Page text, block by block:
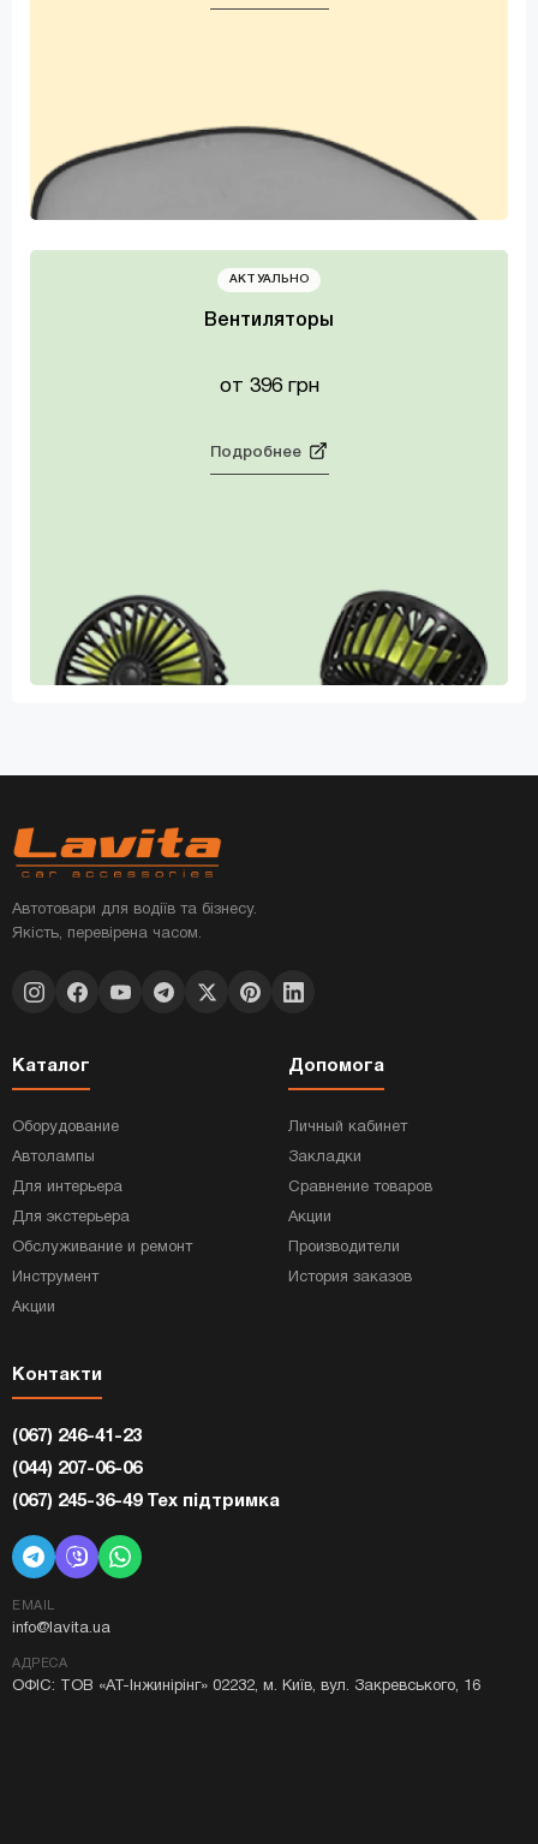
АКТУАЛЬНО
Вентиляторы
от 396 грн
Подробнее
Автотовари для водіїв та бізнесу.
Якість, перевірена часом.
Каталог
Оборудование
Автолампы
Для интерьера
Для экстерьера
Обслуживание и ремонт
Инструмент
Акции
Допомога
Личный кабинет
Закладки
Сравнение товаров
Акции
Производители
История заказов
Контакти
(067) 246-41-23
(044) 207-06-06
(067) 245-36-49 Тех підтримка
EMAIL
info@lavita.ua
АДРЕСА
ОФІС: ТОВ «АТ-Інжинірінг» 02232, м. Київ, вул. Закревського, 16